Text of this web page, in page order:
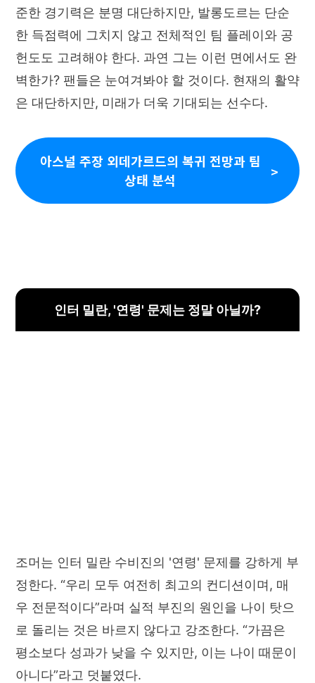
준한 경기력은 분명 대단하지만, 발롱도르는 단순
한 득점력에 그치지 않고 전체적인 팀 플레이와 공
헌도도 고려해야 한다. 과연 그는 이런 면에서도 완
벽한가? 팬들은 눈여겨봐야 할 것이다. 현재의 활약
은 대단하지만, 미래가 더욱 기대되는 선수다.
아스널 주장 외데가르드의 복귀 전망과 팀
상태 분석
인터 밀란, '연령' 문제는 정말 아닐까?
조머는 인터 밀란 수비진의 '연령' 문제를 강하게 부
정한다. “우리 모두 여전히 최고의 컨디션이며, 매
우 전문적이다”라며 실적 부진의 원인을 나이 탓으
로 돌리는 것은 바르지 않다고 강조한다. “가끔은
평소보다 성과가 낮을 수 있지만, 이는 나이 때문이
아니다”라고 덧붙였다.